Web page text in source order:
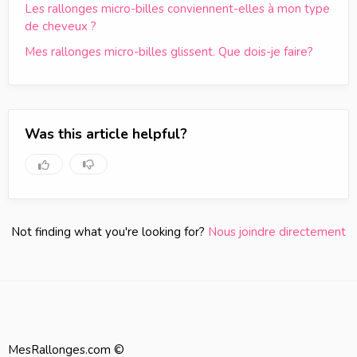
Les rallonges micro-billes conviennent-elles à mon type
de cheveux ?
Mes rallonges micro-billes glissent. Que dois-je faire?
Was this article helpful?
Not finding what you're looking for? Nous joindre directement
MesRallonges.com ©